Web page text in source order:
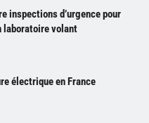
inspections d’urgence pour
laboratoire volant
électrique en France